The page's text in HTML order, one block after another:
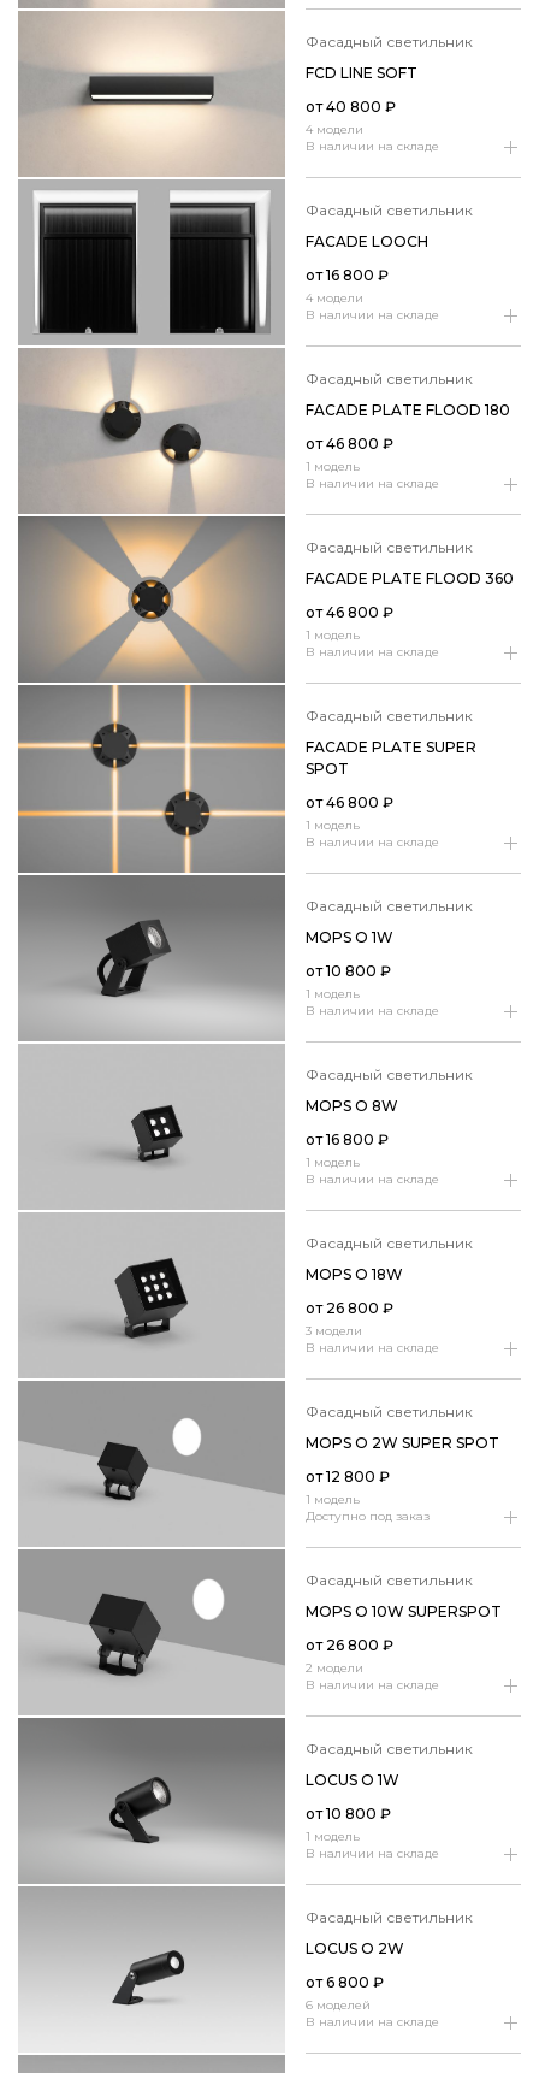
фасадный светильник
4 модели
В наличии на складе
FCD LINE SOFT
от40 800 ₽
фасадный светильник
4 модели
В наличии на складе
FACADE LOOCH
от16 800 ₽
фасадный светильник
1 модель
В наличии на складе
FACADE PLATE FLOOD 180
от46 800 ₽
фасадный светильник
1 модель
В наличии на складе
FACADE PLATE FLOOD 360
от46 800 ₽
фасадный светильник
1 модель
В наличии на складе
FACADE PLATE SUPER
SPOT
от46 800 ₽
фасадный светильник
1 модель
В наличии на складе
MOPS O 1W
от10 800 ₽
фасадный светильник
1 модель
В наличии на складе
MOPS O 8W
от16 800 ₽
фасадный светильник
3 модели
В наличии на складе
MOPS O 18W
от 26 800 ₽
фасадный светильник
1 модель
Доступно под заказ
MOPS O 2W SUPER SPOT
от12 800 ₽
фасадный светильник
2 модели
В наличии на складе
MOPS O 10W SUPERSPOT
от 26 800 ₽
фасадный светильник
1 модель
В наличии на складе
LOCUS O 1W
от10 800 ₽
фасадный светильник
6 моделей
В наличии на складе
LOCUS O 2W
от6 800 ₽